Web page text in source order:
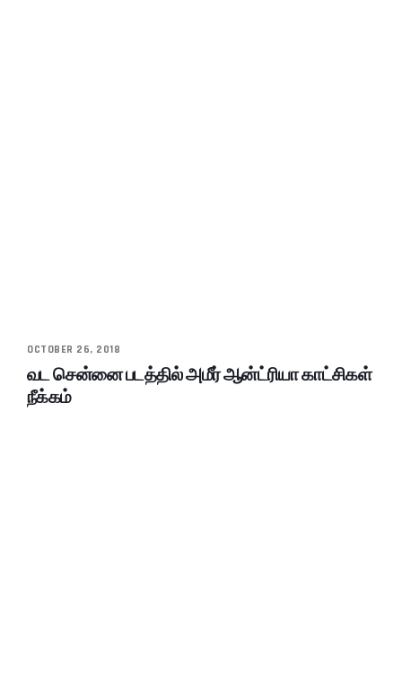
OCTOBER 26, 2018
வட சென்னை படத்தில் அமீர் ஆன்ட்ரியா காட்சிகள்
நீக்கம்